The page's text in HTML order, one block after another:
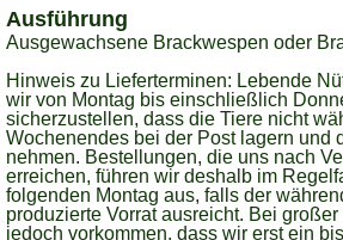
Ausführung
Ausgewachsene Brackwespen oder
Hinweis zu Lieferterminen: Lebende
wir von Montag bis einschließlich
sicherzustellen, dass die Tiere nicht
Wochenendes bei der Post lagern und
nehmen. Bestellungen, die uns nach
erreichen, führen wir deshalb im
folgenden Montag aus, falls der
produzierte Vorrat ausreicht. Bei
jedoch vorkommen, dass wir erst ein